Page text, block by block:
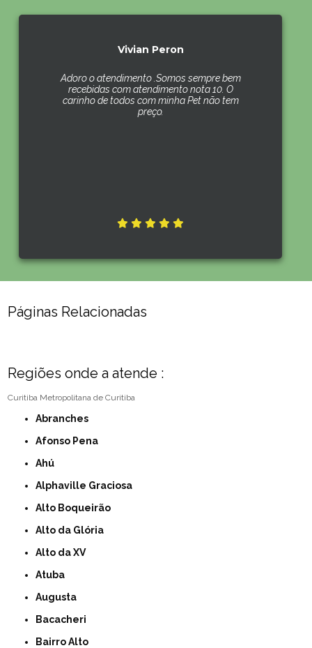
Vivian Peron
Adoro o atendimento .Somos sempre bem
recebidas com atendimento nota 10. O
carinho de todos com minha Pet não tem
preço.
Páginas Relacionadas
Regiões onde a atende :
Curitiba Metropolitana de Curitiba
Abranches
Afonso Pena
Ahú
Alphaville Graciosa
Alto Boqueirão
Alto da Glória
Alto da XV
Atuba
Augusta
Bacacheri
Bairro Alto